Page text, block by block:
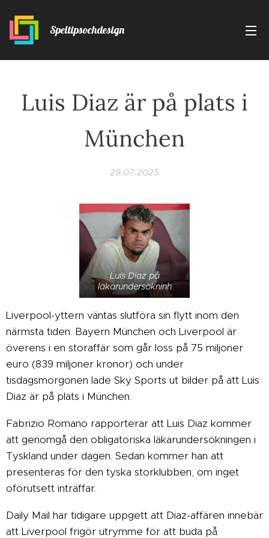
Speltipsochdesign
Luis Diaz är på plats i
München
29.07.2025
Luís Diaz på
läkarundersökninh
Liverpool-yttern väntas slutföra sin flytt inom den
närmsta tiden. Bayern München och Liverpool är
överens i en storaffär som går loss på 75 miljoner
euro (839 miljoner kronor) och under
tisdagsmorgonen lade Sky Sports ut bilder på att Luis
Diaz är på plats i München.
Fabrizio Romano rapporterar att Luis Diaz kommer
att genomgå den obligatoriska läkarundersökningen i
Tyskland under dagen. Sedan kommer han att
presenteras för den tyska storklubben, om inget
oförutsett inträffar.
Daily Mail har tidigare uppgett att Diaz-affären innebär
att Liverpool frigör utrymme för att buda på